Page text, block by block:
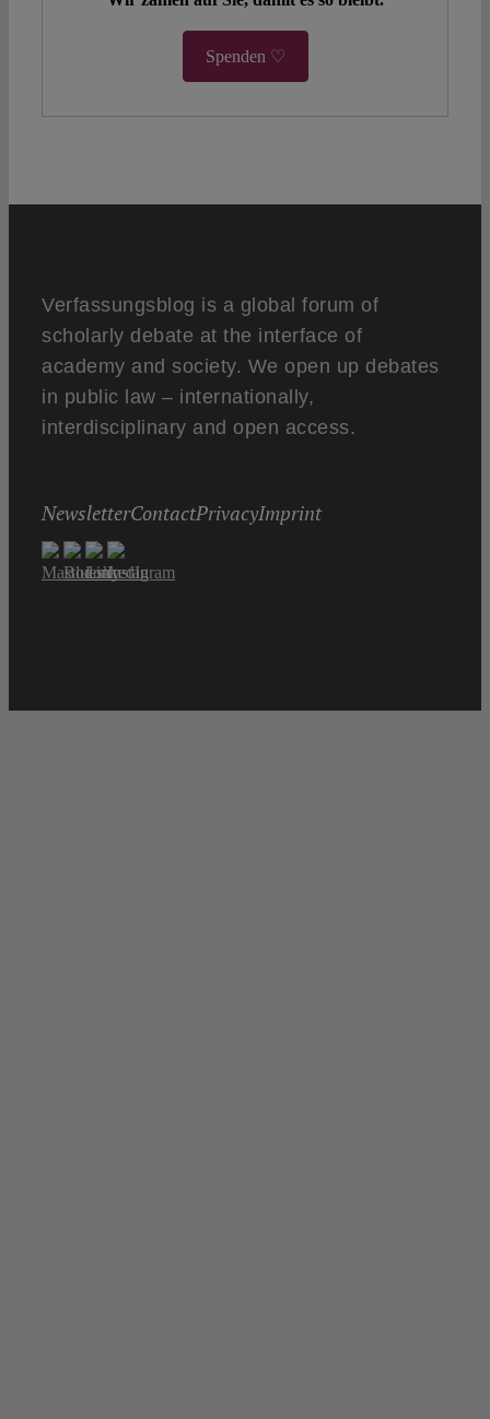
Spenden ♡
Verfassungsblog is a global forum of
scholarly debate at the interface of
academy and society. We open up debates
in public law – internationally,
interdisciplinary and open access.
NewsletterContactPrivacyImprint